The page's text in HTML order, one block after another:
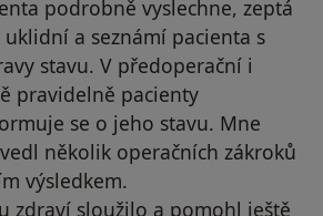
podrobně vyslechne, zeptá
a seznámí pacienta s
stavu. V předoperační i
pravidelně pacienty
se o jeho stavu. Mne
několik operačních zákroků
výsledkem.
zdraví sloužilo a pomohl ještě